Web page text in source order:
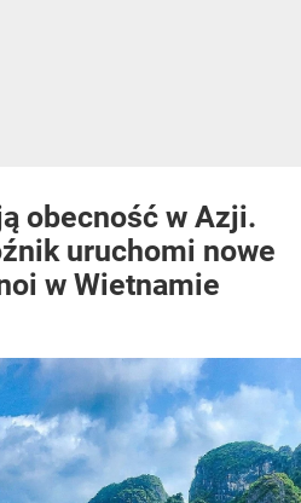
obecność w Azji.
uruchomi nowe
w Wietnamie